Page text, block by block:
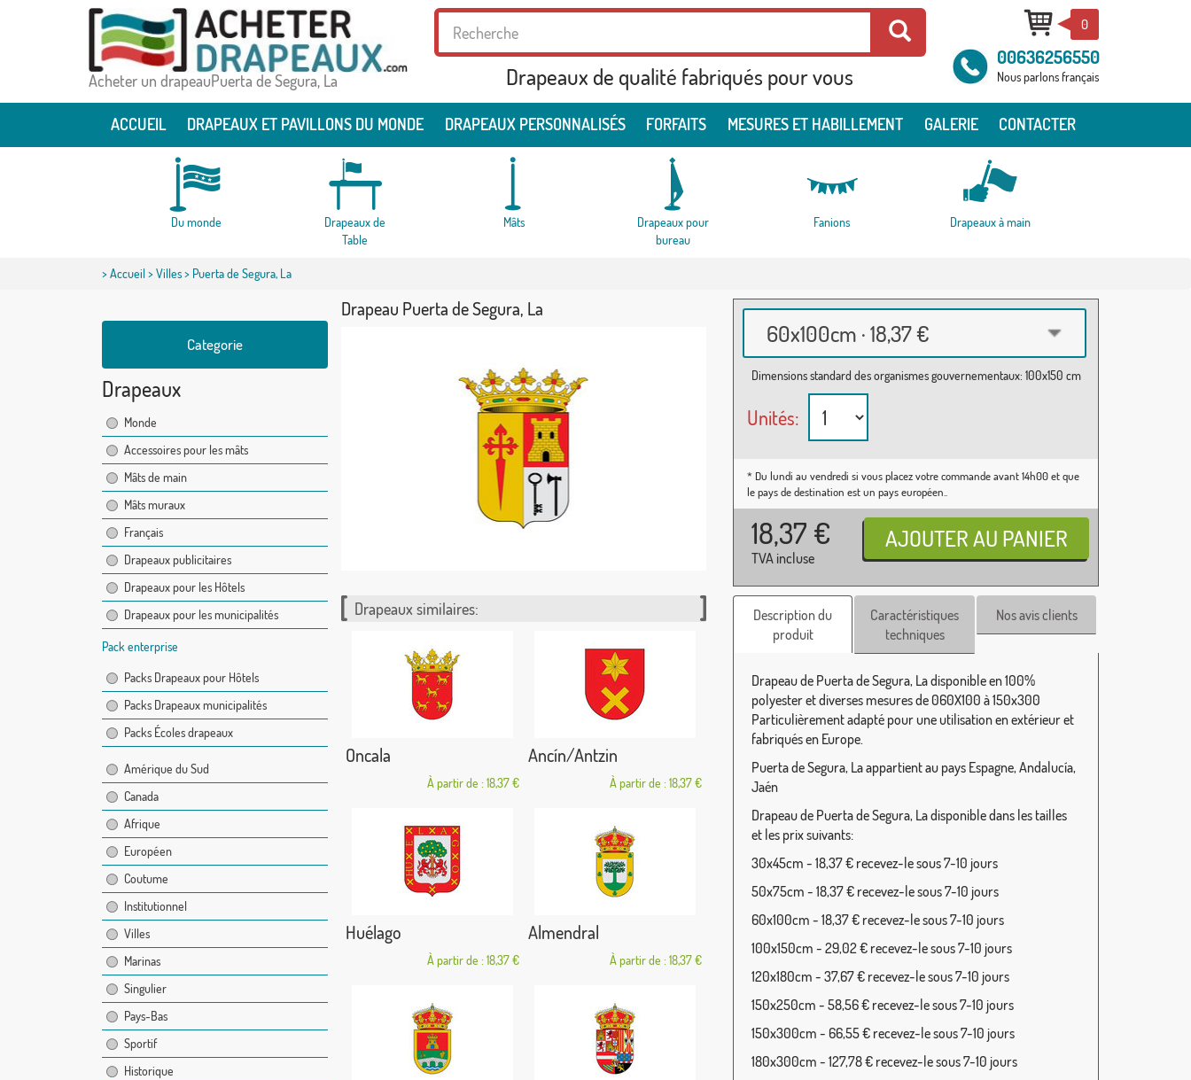
Acheter un drapeauPuerta de Segura, La Drapeaux de qualité fabriqués pour vous
0
00636256550
Nous parlons français
ACCUEIL DRAPEAUX ET PAVILLONS DU MONDE DRAPEAUX PERSONNALISÉS FORFAITS MESURES ET HABILLEMENT GALERIE CONTACTER
Du monde
Drapeaux de
Table
Mâts
Drapeaux pour
bureau
Fanions Drapeaux à main
>Accueil>Villes> Puerta de Segura, La
Categorie
Drapeaux
Monde
Accessoires pour les mâts
Mâts de main
Mâts muraux
Français
Drapeaux publicitaires
Drapeaux pour les Hôtels
Drapeaux pour les municipalités
Pack enterprise
Packs Drapeaux pour Hôtels
Packs Drapeaux municipalités
Packs Écoles drapeaux
Amérique du Sud
Canada
Afrique
Européen
Coutume
Institutionnel
Villes
Marinas
Singulier
Pays-Bas
Sportif
Historique
Drapeau Puerta de Segura, La
60x100cm · 18,37 €
Dimensions standard des organismes gouvernementaux: 100x150 cm
Unités:
* Du lundi au vendredi si vous placez votre commande avant 14h00 et que
le pays de destination est un pays européen..
18,37 €
TVA incluse
Drapeaux similaires:
Oncala
À partir de : 18,37 €
Ancín/Antzin
À partir de : 18,37 €
Huélago
À partir de : 18,37 €
Almendral
À partir de : 18,37 €
Description du
produit
Caractéristiques
techniques
Nos avis clients
Drapeau de Puerta de Segura, La disponible en 100%
polyester et diverses mesures de 060X100 à 150x300
Particulièrement adapté pour une utilisation en extérieur et
fabriqués en Europe.
Puerta de Segura, La appartient au pays Espagne, Andalucía,
Jaén
Drapeau de Puerta de Segura, La disponible dans les tailles
et les prix suivants:
30x45cm - 18,37 € recevez-le sous 7-10 jours
50x75cm - 18,37 € recevez-le sous 7-10 jours
60x100cm - 18,37 € recevez-le sous 7-10 jours
100x150cm - 29,02 € recevez-le sous 7-10 jours
120x180cm - 37,67 € recevez-le sous 7-10 jours
150x250cm - 58,56 € recevez-le sous 7-10 jours
150x300cm - 66,55 € recevez-le sous 7-10 jours
180x300cm - 127,78 € recevez-le sous 7-10 jours